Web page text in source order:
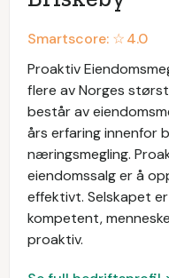
Smartscore: ☆4.0
Proaktiv
flere av Norges
består av
års erfaring innenfor
næringsmegling.
eiendomssalg er å
effektivt. Selskapet
kompetent,
proaktiv.